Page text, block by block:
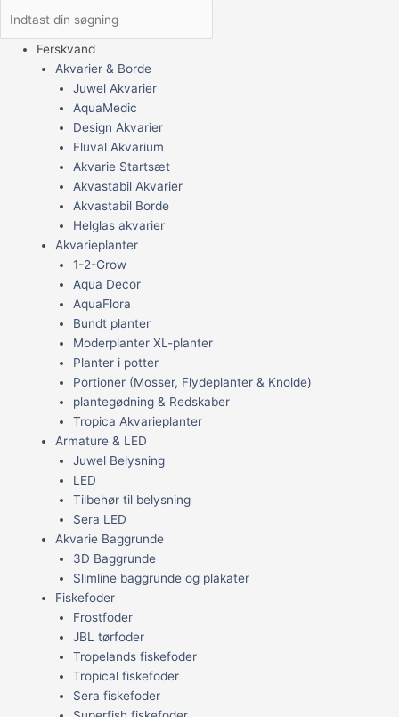
Ferskvand
Akvarier & Borde
Juwel Akvarier
AquaMedic
Design Akvarier
Fluval Akvarium
Akvarie Startsæt
Akvastabil Akvarier
Akvastabil Borde
Helglas akvarier
Akvarieplanter
1-2-Grow
Aqua Decor
AquaFlora
Bundt planter
Moderplanter XL-planter
Planter i potter
Portioner (Mosser, Flydeplanter & Knolde)
plantegødning & Redskaber
Tropica Akvarieplanter
Armature & LED
Juwel Belysning
LED
Tilbehør til belysning
Sera LED
Akvarie Baggrunde
3D Baggrunde
Slimline baggrunde og plakater
Fiskefoder
Frostfoder
JBL tørfoder
Tropelands fiskefoder
Tropical fiskefoder
Sera fiskefoder